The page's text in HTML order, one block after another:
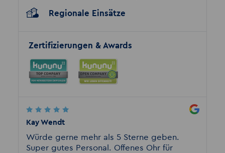
Regionale Einsätze
Zertifizierungen & Awards
Kay Wendt
Würde gerne mehr als 5 Sterne geben.
Super gutes Personal. Offenes Ohr für